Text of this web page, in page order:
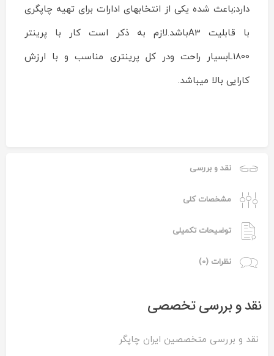
دارد;باعث شده یکی از انتخابهای ادارات برای تهیه چاپگری
با قابلیت A3باشد.لازم به ذکر است کار با پرینتر
L1800بسیار راحت ودر کل پرینتری مناسب و با ارزش
کارایی بالا میباشد.
نقد و بررسی
مشخصات کلی
توضیحات تکمیلی
نظرات (0)
نقد و بررسی تخصصی
نقد و بررسی متخصصین ایران چاپگر